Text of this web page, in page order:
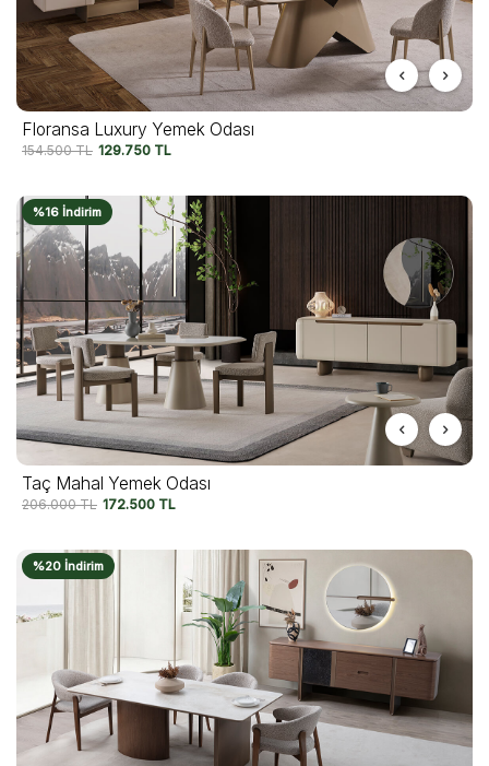
Floransa Luxury Yemek Odası
154.500TL 129.750 TL
%16 İndirim
Taç Mahal Yemek Odası
206.000TL 172.500 TL
%20 İndirim